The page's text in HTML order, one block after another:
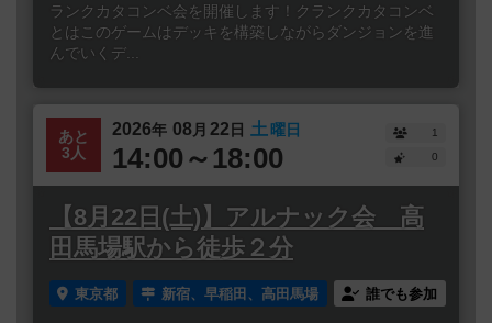
ランクカタコンベ会を開催します！クランクカタコンベ
とはこのゲームはデッキを構築しながらダンジョンを進
んでいくデ...
あと
3人
2026年 08 月 22日 土曜日
14:00～18:00
1
0
【8月22日(土)】アルナック会 高
田馬場駅から徒歩２分
東京都 新宿、早稲田、高田馬場 誰でも参加